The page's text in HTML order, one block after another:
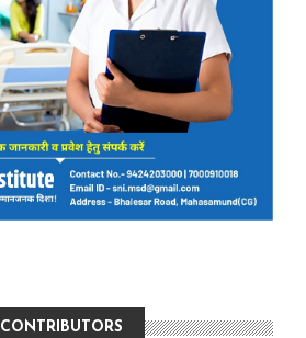
CONTRIBUTORS